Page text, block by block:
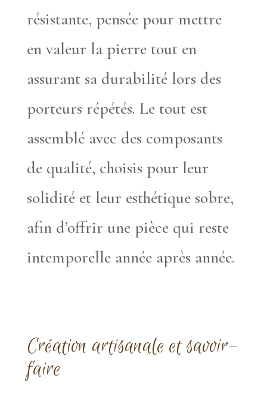
résistante, pensée pour mettre
en valeur la pierre tout en
assurant sa durabilité lors des
porteurs répétés. Le tout est
assemblé avec des composants
de qualité, choisis pour leur
solidité et leur esthétique sobre,
afin d’offrir une pièce qui reste
intemporelle année après année.
Création artisanale et savoir-
faire